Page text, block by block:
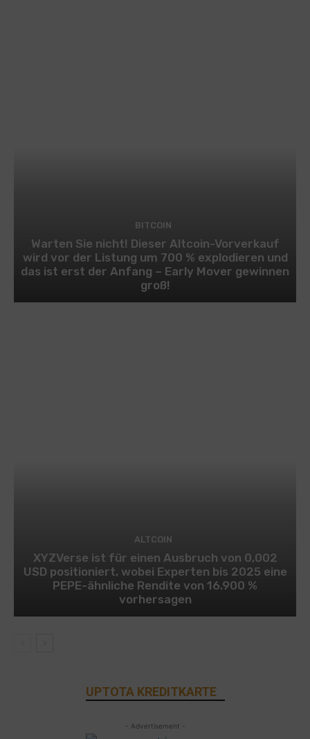
BITCOIN
Warten Sie nicht! Dieser Altcoin-Vorverkauf
wird vor der Listung um 700 % explodieren und
das ist erst der Anfang – Early Mover gewinnen
groß!
ALTCOIN
XYZVerse ist für einen Ausbruch von 0,002
USD positioniert, wobei Experten bis 2025 eine
PEPE-ähnliche Rendite von 16.900 %
vorhersagen
UPTOTA KREDITKARTE
- Advertisement -